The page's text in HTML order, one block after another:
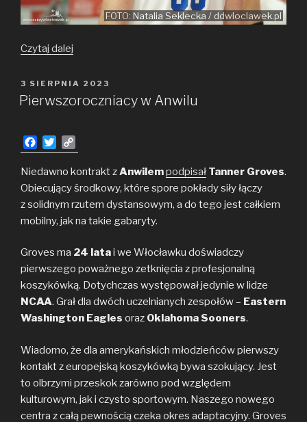
FOTO: Natalia Seklecka / ddwloclawek.pl
Czytaj dalej
Szymona
Szewczyka
OPUBLIKOWANE
W
3 SIERPNIA 2023
Pierwszoroczniacy w Anwilu
a
c
e
o
o
w
i
t
t
e
r
o
p
y
L
i
n
Niedawno kontrakt zAnwilempodpisał Tanner Groves.
Obiecujący środkowy, które spore pokłady siły łączy
z solidnym rzutem dystansowym, a do tego jest całkiem
mobilny, jak na takie gabaryty.
Groves ma 24 latai we Włocławku doświadczy
pierwszego poważnego zetknięcia z profesjonalną
koszykówką. Dotychczas występował jedynie w lidze
NCAA. Grał dla dwóch uczelnianych zespołów – Eastern
Washington Eagles oraz Oklahoma Sooners.
Wiadomo, że dla amerykańskich młodzieńców pierwszy
kontakt z europejską koszykówką bywa szokujący. Jest
to olbrzymi przeskok zarówno pod względem
kulturowym, jak i czysto sportowym. Naszego nowego
centra z całą pewnością czeka okres adaptacyjny. Groves